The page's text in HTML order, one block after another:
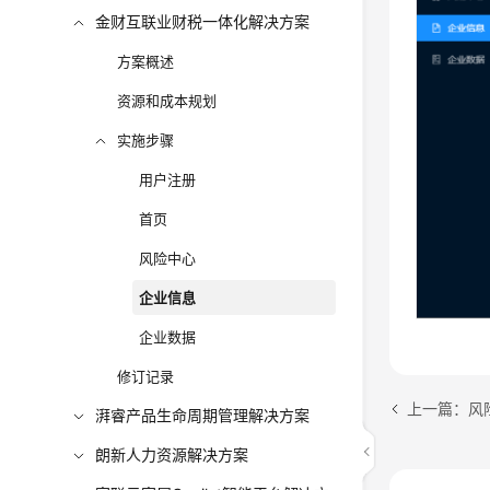
金财互联业财税一体化解决方案
方案概述
资源和成本规划
实施步骤
用户注册
首页
风险中心
企业信息
企业数据
修订记录
湃睿产品生命周期管理解决方案
朗新人力资源解决方案
上一篇：风